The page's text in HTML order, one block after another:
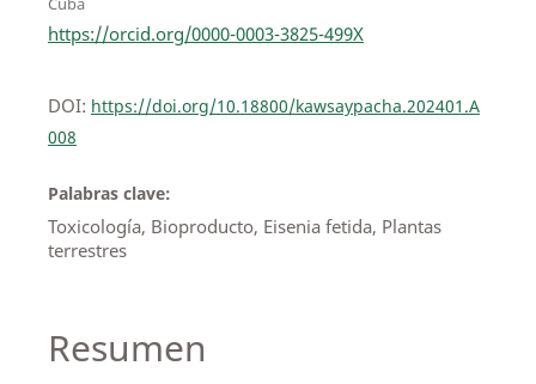
https://orcid.org/0000-0003-3825-499X
DOI: https://doi.org/10.18800/kawsaypacha.202401.A
008
Palabras clave:
Toxicología, Bioproducto, Eisenia fetida, Plantas
terrestres
Resumen